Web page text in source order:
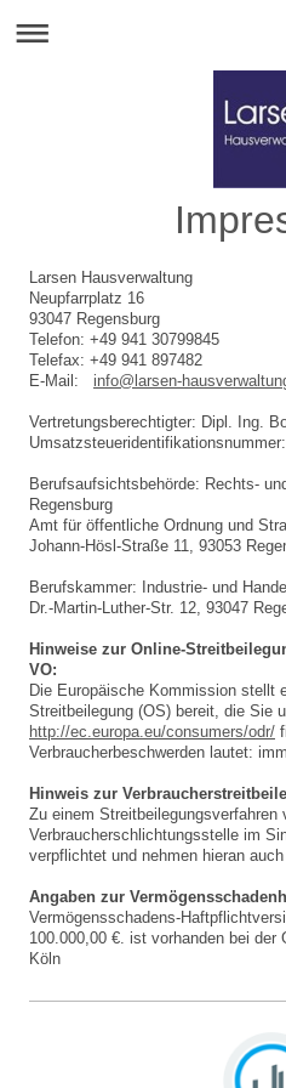
Larsen Hausverwaltung
Neupfarrplatz 16
93047 Regensburg
Telefon: +49 941 30799845
Telefax: +49 941 897482
E-Mail: info@larsen-
Vertretungsberechtigter: Dipl. Ing.
Berufsaufsichtsbehörde: Rechts-
Regensburg
Amt für öffentliche Ordnung und
Johann-Hösl-Straße 11, 93053
Berufskammer: Industrie- und
Dr.-Martin-Luther-Str. 12, 93047
Hinweise zur Online-
VO:
Die Europäische Kommission stellt
Streitbeilegung (OS) bereit, die Sie
http://ec.europa.eu/consumers/odr/
Verbraucherbeschwerden lautet:
Hinweis zur
Zu einem Streitbeilegungsverfahren
Verbraucherschlichtungsstelle im
verpflichtet und nehmen hieran
Angaben zur
Vermögensschadens-
100.000,00 €. ist vorhanden bei der
Köln